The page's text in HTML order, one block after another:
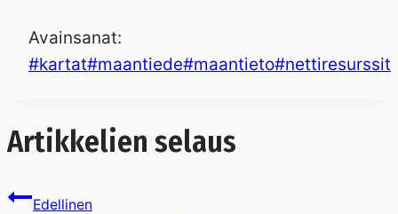
Avainsanat:
#kartat#maantiede#maantieto#nettiresurssit
Artikkelien selaus
Edellinen